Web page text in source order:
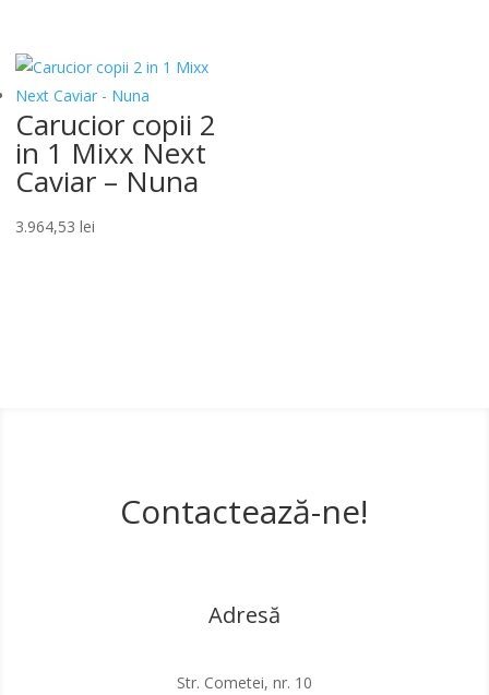
Carucior copii 2
in 1 Mixx Next
Caviar – Nuna
3.964,53 lei
Contactează-ne!
Adresă
Str. Cometei, nr. 10